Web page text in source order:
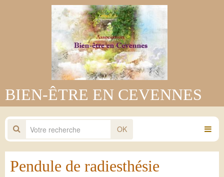
BIEN-ÊTRE EN CEVENNES
OK
Pendule de radiesthésie